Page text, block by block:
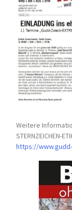
Weitere
STERNZEICHEN-
https://